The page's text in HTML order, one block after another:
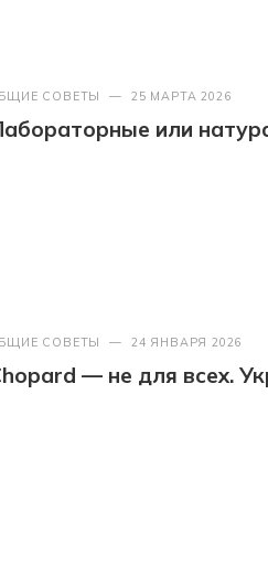
СОВЕТЫ — 25 МАРТА 2026
или
СОВЕТЫ — 24 ЯНВАРЯ 2026
— не для всех.